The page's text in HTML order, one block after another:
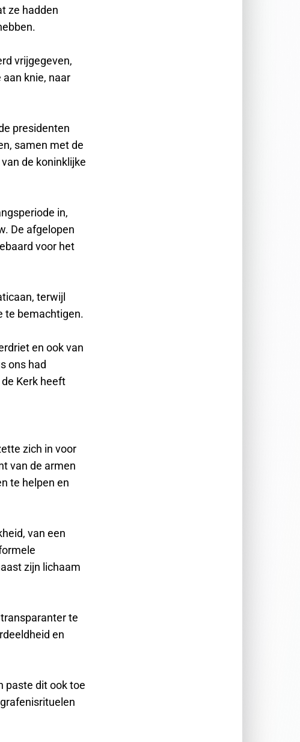
ze hadden
vrijgegeven,
knie, naar
presidenten
samen met de
de koninklijke
in,
De afgelopen
voor het
terwijl
te bemachtigen.
en ook van
ons had
Kerk heeft
zich in voor
van de armen
te helpen en
van een
zijn lichaam
te
en
paste dit ook toe